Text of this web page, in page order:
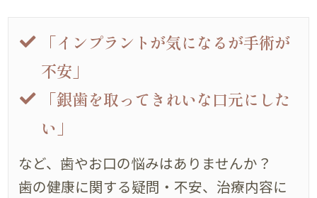
「インプラントが気になるが手術が
不安」
「銀歯を取ってきれいな口元にした
い」
など、歯やお口の悩みはありませんか？
歯の健康に関する疑問・不安、治療内容に